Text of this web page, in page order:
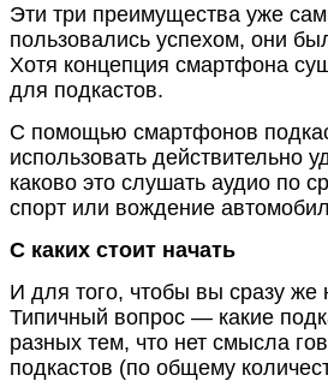
Эти три преимущества уже
пользовались успехом, они
Хотя концепция смартфона
для подкастов.
С помощью смартфонов
использовать
каково это слушать аудио по
спорт или вождение
С каких стоит начать
И для того, чтобы вы сразу же
Типичный вопрос — какие
разных тем, что нет смысла
подкастов (по общему